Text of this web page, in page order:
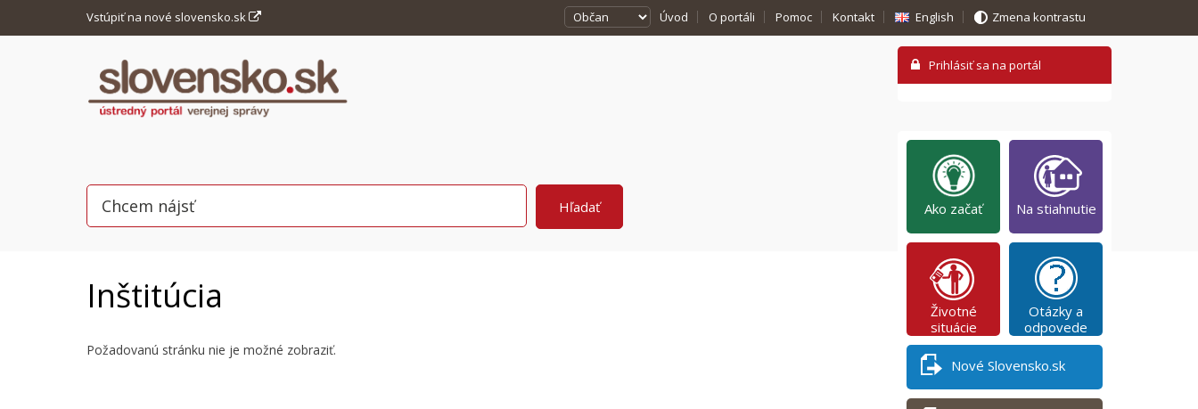
Vstúpiť na nové slovensko.sk Úvod O portáli Pomoc Kontakt English Zmena kontrastu
Inštitúcia
Požadovanú stránku nie je možné zobraziť.
Ako začať Na stiahnutie
Životné
situácie
Otázky a
odpovede
Nové Slovensko.sk